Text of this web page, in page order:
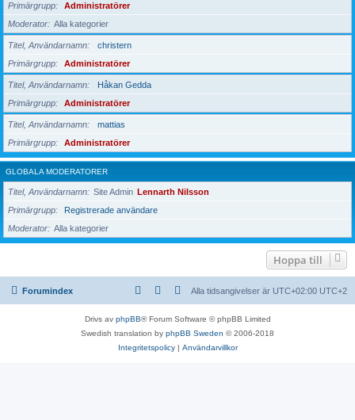
Primärgrupp
Administratörer
Moderator
Alla kategorier
Titel, Användarnamn
christern
Primärgrupp
Administratörer
Titel, Användarnamn
Håkan Gedda
Primärgrupp
Administratörer
Titel, Användarnamn
mattias
Primärgrupp
Administratörer
GLOBALA MODERATORER
Titel, Användarnamn Site Admin Lennarth Nilsson
Primärgrupp
Registrerade användare
Moderator
Alla kategorier
Hoppa till
Forumindex Alla tidsangivelser är UTC+02:00 UTC+2
Drivs av phpBB® Forum Software © phpBB Limited
Swedish translation by phpBB Sweden © 2006-2018
Integritetspolicy| Användarvillkor